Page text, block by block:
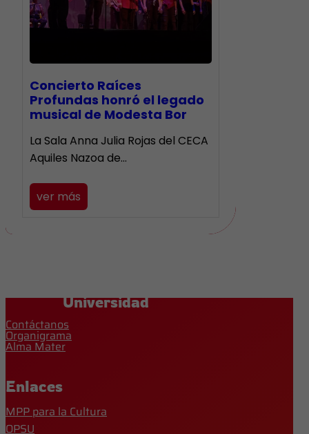
​Concierto Raíces
Profundas honró el legado
musical de Modesta Bor
La Sala Anna Julia Rojas del CECA
Aquiles Nazoa de…
ver más
Universidad
Contáctanos
Organigrama
Alma Mater
Enlaces
MPP para la Cultura
OPSU